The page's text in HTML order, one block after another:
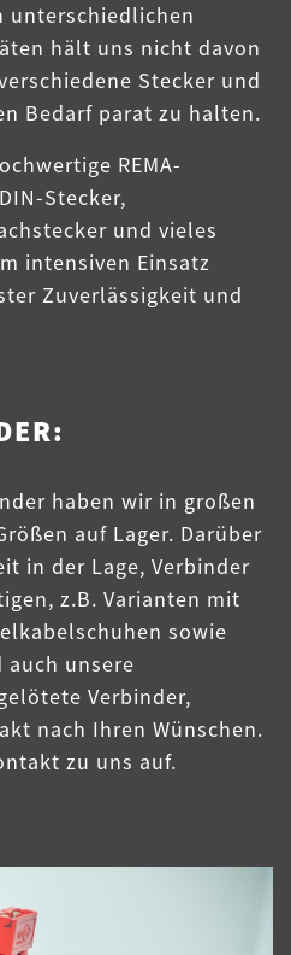
unterschiedlichen
hält uns nicht davon
Stecker und
Bedarf parat zu halten.
REMA-
Stecker,
und vieles
intensiven Einsatz
Zuverlässigkeit und
haben wir in großen
auf Lager. Darüber
in der Lage, Verbinder
z.B. Varianten mit
sowie
auch unsere
Verbinder,
nach Ihren Wünschen.
zu uns auf.